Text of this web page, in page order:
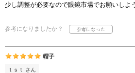
少し調整が必要なので眼鏡市場でお願いしよ
参考になりましたか？
帽子
ｔｓｔ さん